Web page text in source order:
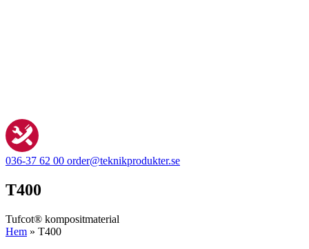
036-37 62 00 order@teknikprodukter.se
T400
Tufcot® kompositmaterial
Hem » T400